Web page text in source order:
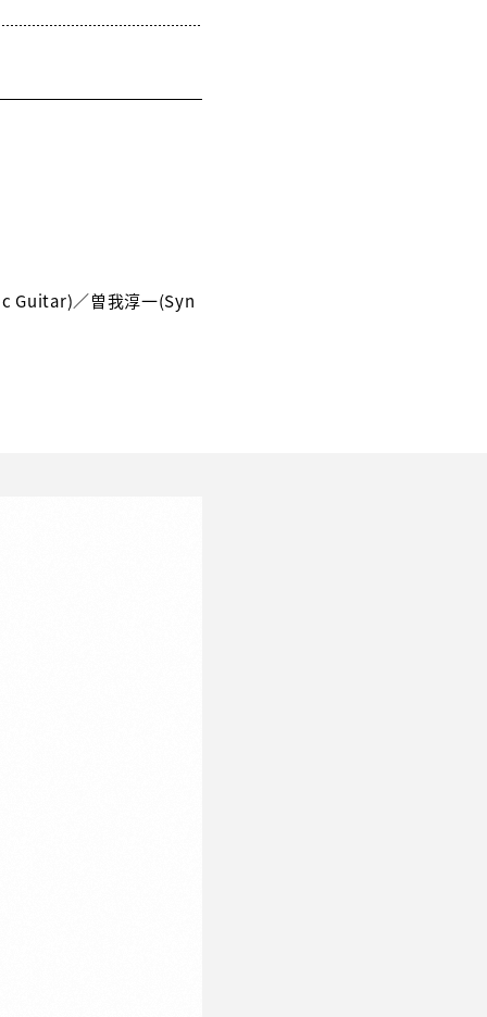
Guitar)／曽我淳一(Syn